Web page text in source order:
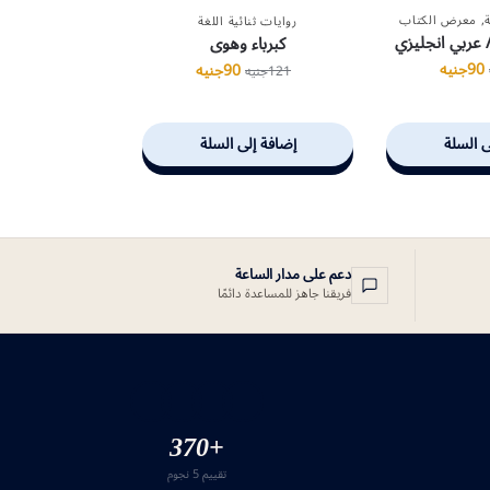
, معرض الكتاب
انجليزي
90جنيه
السلة
روايات ثنائية اللغة
كبرباء وهوى
121جنيه90جنيه
إضافة إلى السلة
دعم على مدار الساعة
فريقنا جاهز للمساعدة دائمًا
+370
تقييم 5 نجوم